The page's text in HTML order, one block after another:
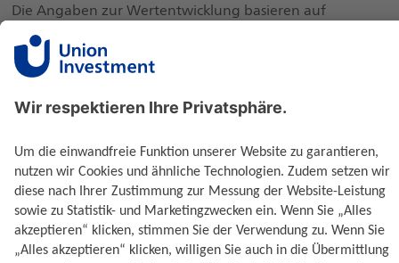
Die Angaben zur Wertentwicklung basieren auf
Vergangenheitswerten. Die Wert- und
Ertragsentwicklungen von Fonds können nicht mit
Bestimmtheit vorausgesagt werden.
Rückschlüsse auf die zukünftige Entwicklung zu.
Gebühren und andere Entgelte, sowie Steuern sind in
der Performanceberechnung nicht berücksichtigt und
können sich mindernd auf die angeführte
Bruttowertentwicklung auswirken.